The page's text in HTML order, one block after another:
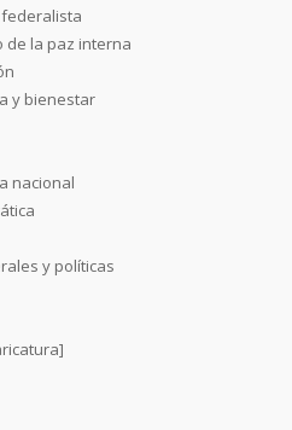
la paz interna
y bienestar
nacional
y políticas